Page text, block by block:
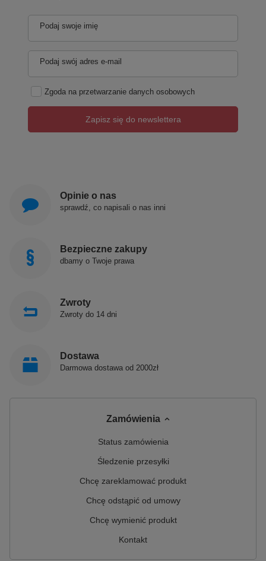
Podaj swoje imię
Podaj swój adres e-mail
Zgoda na przetwarzanie danych osobowych
Zapisz się do newslettera
Opinie o nas
sprawdź, co napisali o nas inni
Bezpieczne zakupy
dbamy o Twoje prawa
Zwroty
Zwroty do 14 dni
Dostawa
Darmowa dostawa od 2000zł
Zamówienia
Status zamówienia
Śledzenie przesyłki
Chcę zareklamować produkt
Chcę odstąpić od umowy
Chcę wymienić produkt
Kontakt